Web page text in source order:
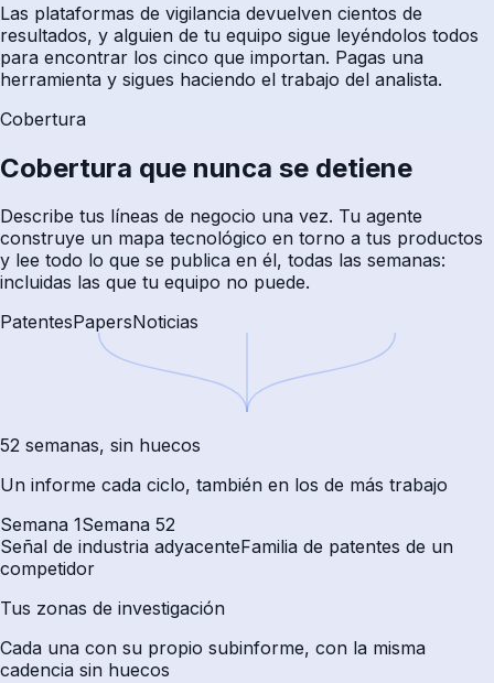
Las plataformas de vigilancia devuelven cientos de
resultados, y alguien de tu equipo sigue leyéndolos todos
para encontrar los cinco que importan. Pagas una
herramienta y sigues haciendo el trabajo del analista.
Cobertura
Cobertura que nunca se detiene
Describe tus líneas de negocio una vez. Tu agente
construye un mapa tecnológico en torno a tus productos
y lee todo lo que se publica en él, todas las semanas:
incluidas las que tu equipo no puede.
PatentesPapersNoticias
52 semanas, sin huecos
Un informe cada ciclo, también en los de más trabajo
Semana 1Semana 52
Señal de industria adyacenteFamilia de patentes de un
competidor
Tus zonas de investigación
Cada una con su propio subinforme, con la misma
cadencia sin huecos